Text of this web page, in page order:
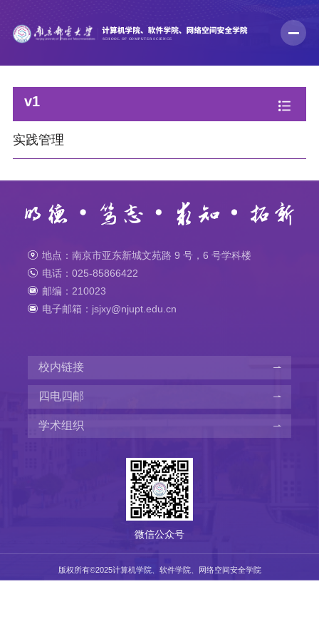
v1
实践管理
地点：南京市亚东新城文苑路 9 号，6 号学科楼
电话：025-85866422
邮编：210023
电子邮箱：jsjxy@njupt.edu.cn
校内链接
四电四邮
学术组织
微信公众号
版权所有©️2025计算机学院、软件学院、网络空间安全学院